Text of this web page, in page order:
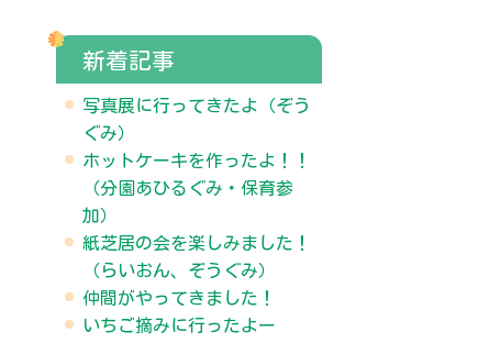
新着記事
写真展に行ってきたよ（ぞう
ぐみ）
ホットケーキを作ったよ！！
（分園あひるぐみ・保育参
加）
紙芝居の会を楽しみました！
（らいおん、ぞうぐみ）
仲間がやってきました！
いちご摘みに行ったよー